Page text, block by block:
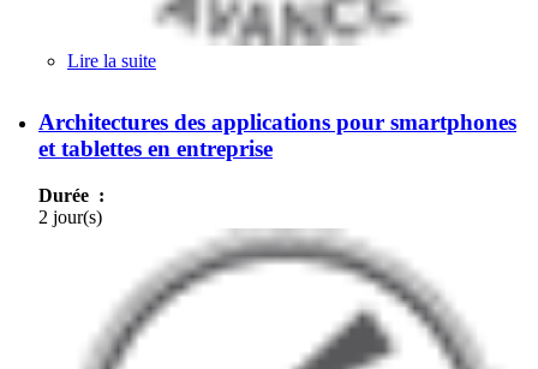
Lire la suite
Architectures des applications pour smartphones
et tablettes en entreprise
Durée :
2 jour(s)